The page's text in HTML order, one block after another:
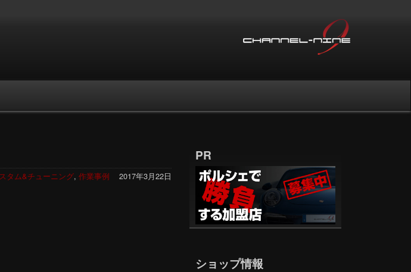
2017年3月22日
タム&チューニング, 作業事例
PR
ショップ情報